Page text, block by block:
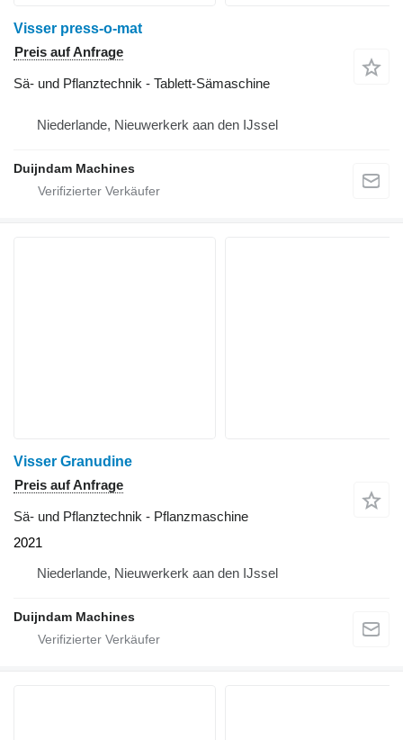
Visser press-o-mat
Preis auf Anfrage
Sä- und Pflanztechnik - Tablett-Sämaschine
Niederlande, Nieuwerkerk aan den IJssel
Duijndam Machines
Visser Granudine
Preis auf Anfrage
Sä- und Pflanztechnik - Pflanzmaschine
2021
Niederlande, Nieuwerkerk aan den IJssel
Duijndam Machines